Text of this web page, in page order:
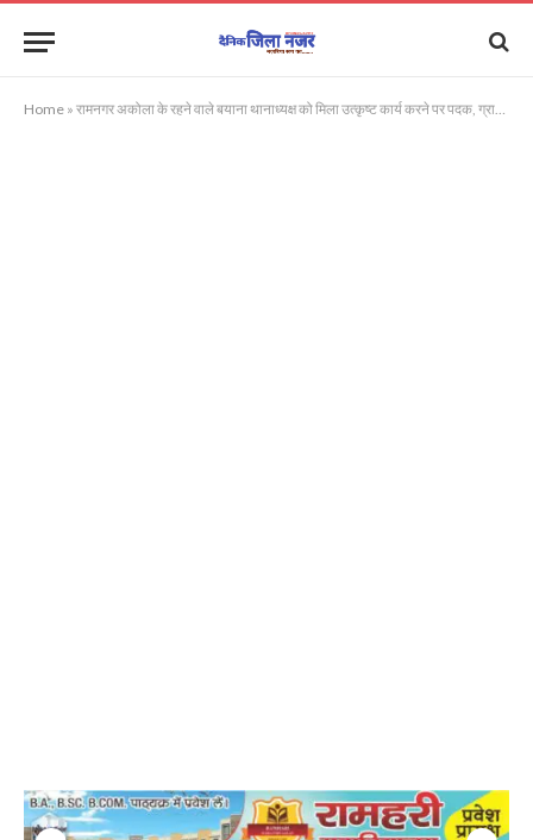
Home » रामनगर अकोला के रहने वाले बयाना थानाध्यक्ष को मिला उत्कृष्ट कार्य करने पर पदक, ग्रामीण लोगों में खुशी की लहर